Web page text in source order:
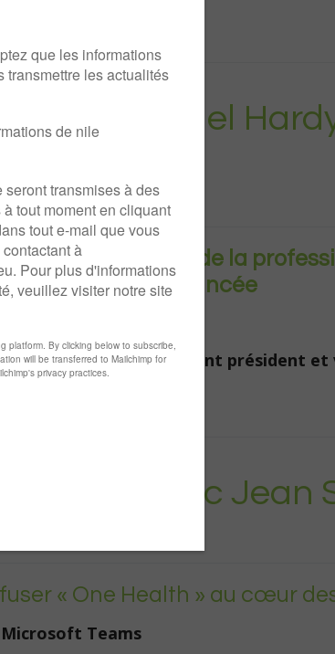
Emmanuel
développement de la
pratique avancée
sur Microsoft Teams
Jolys, respectivement président
Est avec Jean
« One Health » au cœur
Microsoft Teams